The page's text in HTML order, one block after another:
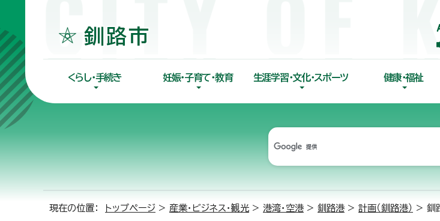
くらし・手続き 妊娠・子育て・教育 生涯学習・文化・スポーツ 健康・福祉
現在の位置： トップページ > 産業・ビジネス・観光 > 港湾・空港 > 釧路港 > 計画（釧路港） > 釧